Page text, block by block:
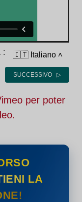
: 🇮🇹 Italiano ˄
SUCCESSIVO ▷
per poter
LA